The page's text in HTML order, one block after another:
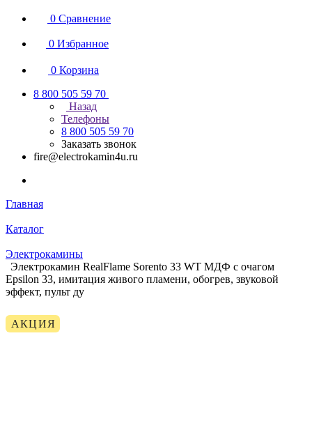
0 Сравнение
0 Избранное
0 Корзина
8 800 505 59 70
Назад
Телефоны
8 800 505 59 70
Заказать звонок
fire@electrokamin4u.ru
Главная
Каталог
Электрокамины
Электрокамин RealFlame Sorento 33 WT МДФ с очагом
Epsilon 33, имитация живого пламени, обогрев, звуковой
эффект, пульт ду
АКЦИЯ